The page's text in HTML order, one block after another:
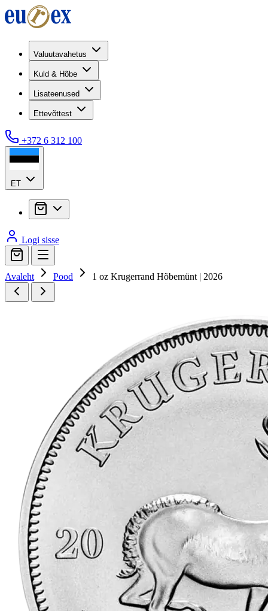
Valuutavahetus
Kuld & Hõbe
Lisateenused
Ettevõttest
+372 6 312 100
ET
Logi sisse
Avaleht Pood 1 oz Krugerrand Hõbemünt | 2026